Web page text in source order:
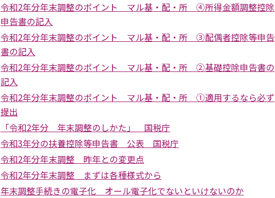
令和2年分年末調整のポイント マル基・配・所 ④所得金額調整控除
申告書の記入
令和2年分年末調整のポイント マル基・配・所 ③配偶者控除等申告
書の記入
令和2年分年末調整のポイント マル基・配・所 ②基礎控除申告書の
記入
令和2年分年末調整のポイント マル基・配・所 ①適用するなら必ず
提出
「令和2年分 年末調整のしかた」 国税庁
令和3年分の扶養控除等申告書 公表 国税庁
令和2年分年末調整 昨年との変更点
令和2年分年末調整 まずは各種様式から
年末調整手続きの電子化 オール電子化でないといけないのか